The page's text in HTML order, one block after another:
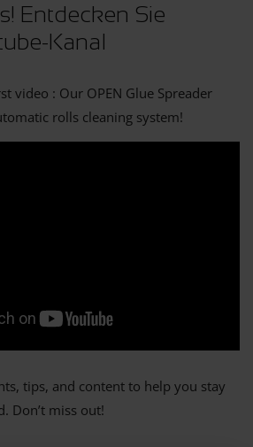
Entdecken Sie
Kanal
video : Our OPEN Glue Spreader
rolls cleaning system!
tips, and content to help you stay
Don’t miss out!